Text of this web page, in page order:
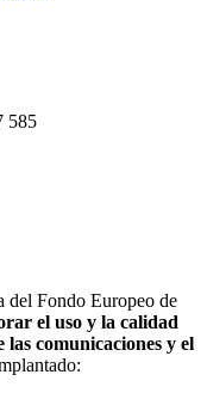
585
del Fondo Europeo de
el uso y la calidad
comunicaciones y el